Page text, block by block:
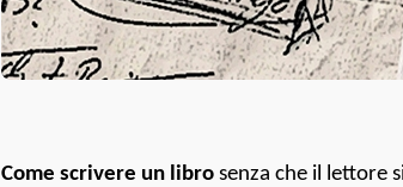
Come scrivere un libro senza che il lettore